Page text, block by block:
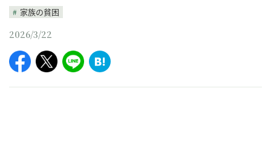
家族の貧困
2026/3/22